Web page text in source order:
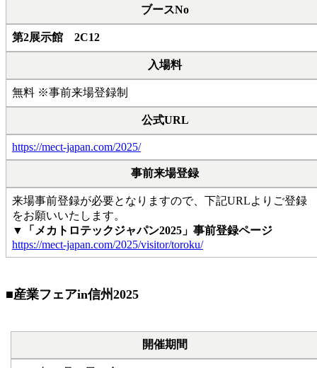
ブースNo
第2展示館 2C12
入場料
無料 ※事前来場登録制
公式URL
https://mect-japan.com/2025/
事前来場登録
来場事前登録が必要となりますので、下記URLよりご登録
をお願いいたします。
▼「メカトロテックジャパン2025」事前登録ページ
https://mect-japan.com/2025/visitor/toroku/
■産業フェアin信州2025
開催期間